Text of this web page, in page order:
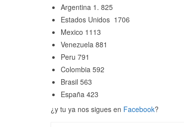
Argentina 1. 825
Estados Unidos 1706
Mexico 1113
Venezuela 881
Peru 791
Colombia 592
Brasil 563
España 423
¿y tu ya nos sigues en Facebook?